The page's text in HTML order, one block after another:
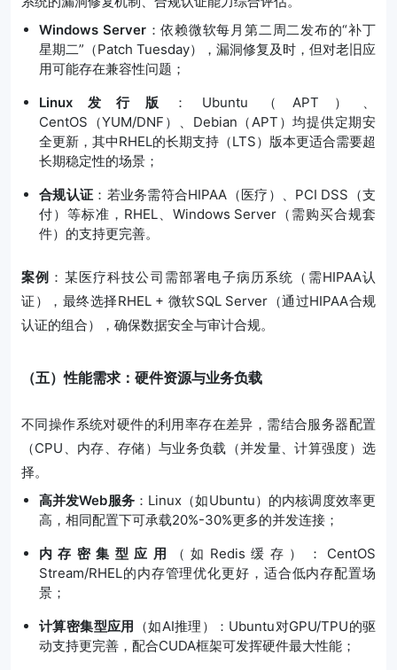
Windows Server：依赖微软每月第二周二发布的“补丁
星期二”（Patch Tuesday），漏洞修复及时，但对老旧应
用可能存在兼容性问题；
Linux发行版
：Ubuntu（APT）、
CentOS（YUM/DNF）、Debian（APT）均提供定期安
全更新，其中RHEL的长期支持（LTS）版本更适合需要超
长期稳定性的场景；
合规认证 ：若业务需符合HIPAA（医疗）、PCI DSS（支
付）等标准，RHEL、Windows Server（需购买合规套
件）的支持更完善。
案例 ：某医疗科技公司需部署电子病历系统（需HIPAA认
证），最终选择RHEL + 微软SQL Server（通过HIPAA合规
认证的组合），确保数据安全与审计合规。
（五）性能需求：硬件资源与业务负载
不同操作系统对硬件的利用率存在差异，需结合服务器配置
（CPU、内存、存储）与业务负载（并发量、计算强度）选
择。
高并发Web服务：Linux（如Ubuntu）的内核调度效率更
高，相同配置下可承载20%-30%更多的并发连接；
内存密集型应用
（如Redis缓存）：CentOS
Stream/RHEL的内存管理优化更好，适合低内存配置场
景；
计算密集型应用 （如AI推理）：Ubuntu对GPU/TPU的驱
动支持更完善，配合CUDA框架可发挥硬件最大性能；